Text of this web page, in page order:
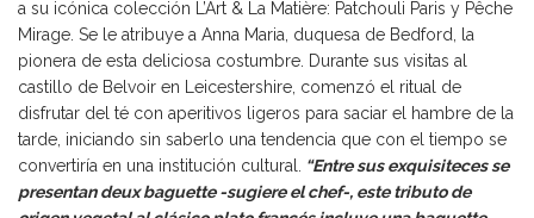
a su icónica colección L’Art & La Matière: Patchouli Paris y Pêche
Mirage. Se le atribuye a Anna Maria, duquesa de Bedford, la
pionera de esta deliciosa costumbre. Durante sus visitas al
castillo de Belvoir en Leicestershire, comenzó el ritual de
disfrutar del té con aperitivos ligeros para saciar el hambre de la
tarde, iniciando sin saberlo una tendencia que con el tiempo se
convertiría en una institución cultural.
“Entre sus exquisiteces se
presentan deux baguette -sugiere el chef-, este tributo de